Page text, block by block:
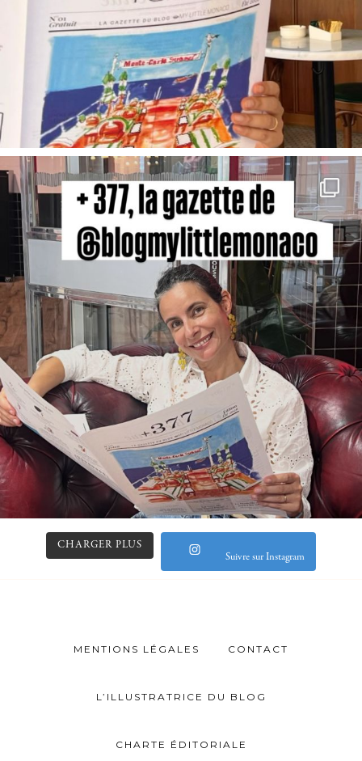
CHARGER PLUS
Suivre sur Instagram
MENTIONS LÉGALES CONTACT
L’ILLUSTRATRICE DU BLOG
CHARTE ÉDITORIALE